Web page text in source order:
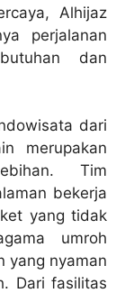
Alhijaz
perjalanan
dan
dari
merupakan
Tim
bekerja
yang tidak
umroh
yang nyaman
Dari fasilitas